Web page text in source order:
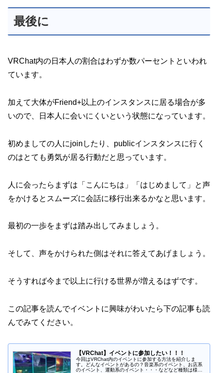
最後に
VRChat内の日本人の割合はわずか数パーセントといわれ
ています。
加えて大体がFriend+以上のインスタンスに居る場合が多
いので、日本人に会いにくいという状態になっています。
初めましての人にjoinしたり、publicインスタンスに行く
のはとても勇気が居る行動だと思っています。
人に会ったらまずは「こんにちは」「はじめまして」と声
をかけるとスムーズに会話に移行出来るかなと思います。
最初の一歩をまずは踏み出してみましょう。
そして、声をかけられた側はそれに答えてあげましょう。
そうすれば今まで以上に行ける世界が増えるはずです。
この記事を読んでイベントに興味がわいたら下の記事も読
んでみてください。
【VRChat】イベントに参加したい！！！
今回はVRChat内のイベントに参加する方法を紹介しま
す。どんなイベントがあるの？音楽系のイベント、お店系
のイベント、運動系のイベント・・・などなど種類は様々